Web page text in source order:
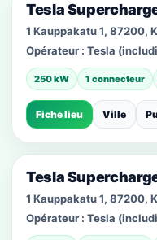
Tesla
1 Kauppakatu 1, 87200,
Opérateur : Tesla
250 kW 1 connecteur
Fiche lieu Ville
Tesla
1 Kauppakatu 1, 87200,
Opérateur : Tesla